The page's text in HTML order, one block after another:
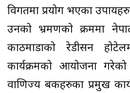
विगतमा प्रयोग भएका
उनको भ्रमणको क्रममा
काठमाडौंको रेडीसन
कार्यक्रमको आयोजना
वाणिज्य बैंकहरुका प्रमुख